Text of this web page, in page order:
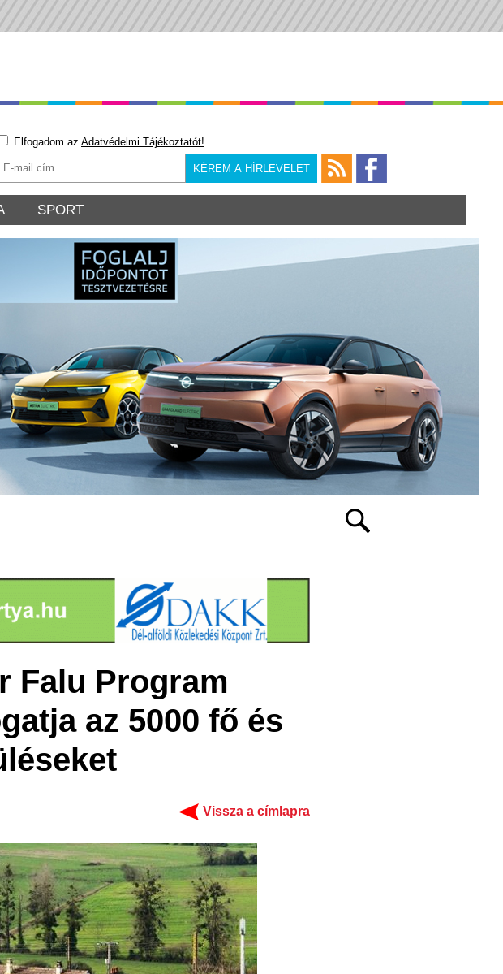
Elfogadom az Adatvédelmi Tájékoztatót!
SPORT
Falu Program
az 5000 fő és
Vissza a címlapra